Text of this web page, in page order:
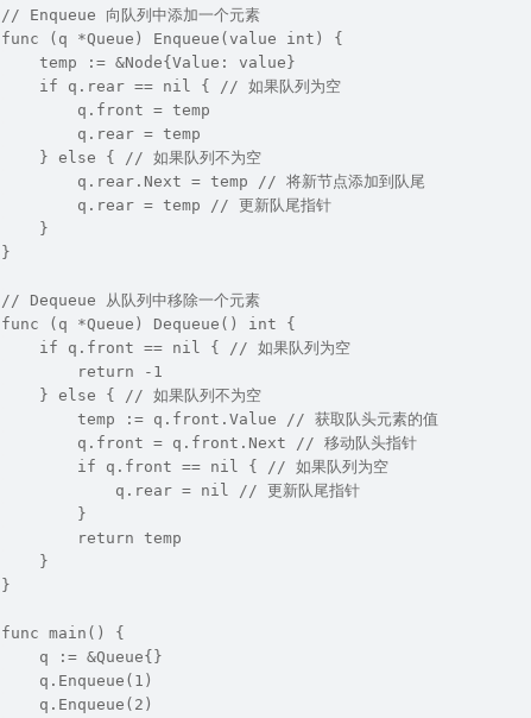
// Enqueue 向队列中添加一个元素
func (q *Queue) Enqueue(value int) {
    temp := &Node{Value: value}
    if q.rear == nil { // 如果队列为空
        q.front = temp
        q.rear = temp
    } else { // 如果队列不为空
        q.rear.Next = temp // 将新节点添加到队尾
        q.rear = temp // 更新队尾指针
    }
}
// Dequeue 从队列中移除一个元素
func (q *Queue) Dequeue() int {
    if q.front == nil { // 如果队列为空
        return -1
    } else { // 如果队列不为空
        temp := q.front.Value // 获取队头元素的值
        q.front = q.front.Next // 移动队头指针
        if q.front == nil { // 如果队列为空
            q.rear = nil // 更新队尾指针
        }
        return temp
    }
}
func main() {
    q := &Queue{}
    q.Enqueue(1)
    q.Enqueue(2)